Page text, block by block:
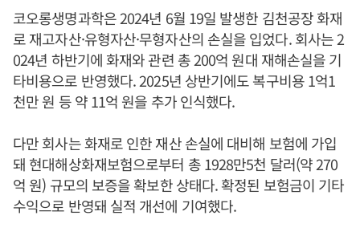
코오롱생명과학은 2024년 6월 19일 발생한 김천공장 화재
로 재고자산·유형자산·무형자산의 손실을 입었다. 회사는 2
024년 하반기에 화재와 관련 총 200억 원대 재해손실을 기
타비용으로 반영했다. 2025년 상반기에도 복구비용 1억1
천만 원 등 약 11억 원을 추가 인식했다.
다만 회사는 화재로 인한 재산 손실에 대비해 보험에 가입
돼 현대해상화재보험으로부터 총 1928만5천 달러(약 270
억 원) 규모의 보증을 확보한 상태다. 확정된 보험금이 기타
수익으로 반영돼 실적 개선에 기여했다.